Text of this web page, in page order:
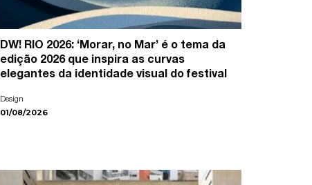
DW! RIO 2026: ‘Morar, no Mar’ é o tema da
edição 2026 que inspira as curvas
elegantes da identidade visual do festival
Design
01/08/2026